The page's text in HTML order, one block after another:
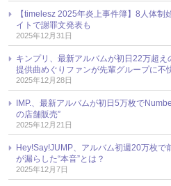
【timelesz 2025年炎上事件簿】8人体
イトで謝罪文発表も
2025年12月31日
キンプリ、最新アルバムが初日22万超
提供曲めぐりファンが先輩グループに不
2025年12月28日
IMP.、最新アルバムが初日5万枚で
の店舗販売”
2025年12月21日
Hey!Say!JUMP、アルバム初週20万枚
が漏らした“本音”とは？
2025年12月7日